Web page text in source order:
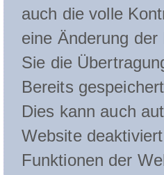
auch die volle
eine Änderung
Sie die
Bereits
Dies kann auch
Website
Funktionen der